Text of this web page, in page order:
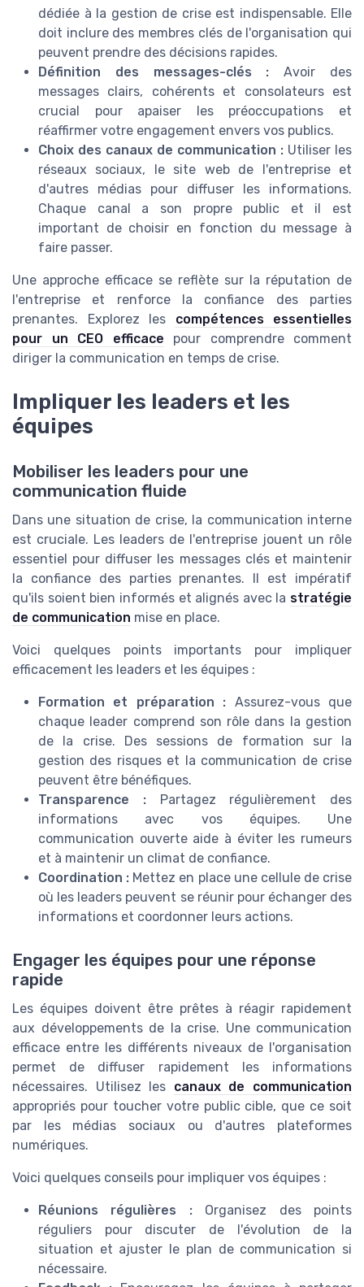
dédiée à la gestion de crise est indispensable. Elle
doit inclure des membres clés de l'organisation qui
peuvent prendre des décisions rapides.
Définition des messages-clés : Avoir des
messages clairs, cohérents et consolateurs est
crucial pour apaiser les préoccupations et
réaffirmer votre engagement envers vos publics.
Choix des canaux de communication : Utiliser les
réseaux sociaux, le site web de l'entreprise et
d'autres médias pour diffuser les informations.
Chaque canal a son propre public et il est
important de choisir en fonction du message à
faire passer.
Une approche efficace se reflète sur la réputation de
l'entreprise et renforce la confiance des parties
prenantes. Explorez les compétences essentielles
pour un CEO efficace pour comprendre comment
diriger la communication en temps de crise.
Impliquer les leaders et les
équipes
Mobiliser les leaders pour une
communication fluide
Dans une situation de crise, la communication interne
est cruciale. Les leaders de l'entreprise jouent un rôle
essentiel pour diffuser les messages clés et maintenir
la confiance des parties prenantes. Il est impératif
qu'ils soient bien informés et alignés avec la stratégie
de communication mise en place.
Voici quelques points importants pour impliquer
efficacement les leaders et les équipes :
Formation et préparation : Assurez-vous que
chaque leader comprend son rôle dans la gestion
de la crise. Des sessions de formation sur la
gestion des risques et la communication de crise
peuvent être bénéfiques.
Transparence :Partagez régulièrement des
informations avec vos équipes. Une
communication ouverte aide à éviter les rumeurs
et à maintenir un climat de confiance.
Coordination : Mettez en place une cellule de crise
où les leaders peuvent se réunir pour échanger des
informations et coordonner leurs actions.
Engager les équipes pour une réponse
rapide
Les équipes doivent être prêtes à réagir rapidement
aux développements de la crise. Une communication
efficace entre les différents niveaux de l'organisation
permet de diffuser rapidement les informations
nécessaires. Utilisez les canaux de communication
appropriés pour toucher votre public cible, que ce soit
par les médias sociaux ou d'autres plateformes
numériques.
Voici quelques conseils pour impliquer vos équipes :
Réunions régulières :Organisez des points
réguliers pour discuter de l'évolution de la
situation et ajuster le plan de communication si
nécessaire.